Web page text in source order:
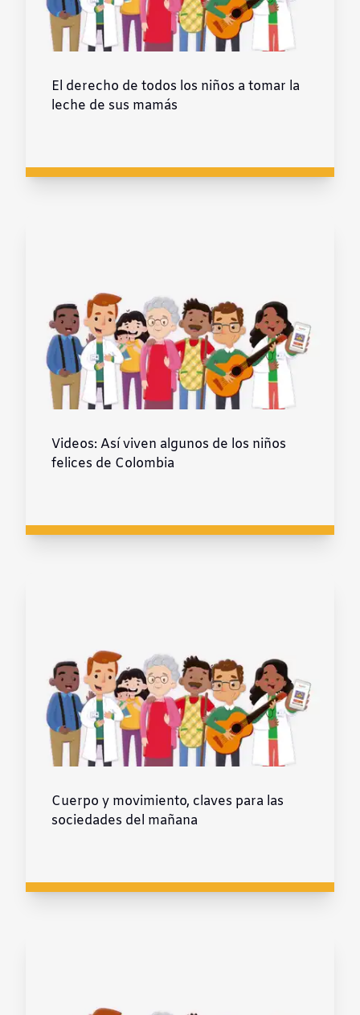
El derecho de todos los niños a tomar la
leche de sus mamás
Videos: Así viven algunos de los niños
felices de Colombia
Cuerpo y movimiento, claves para las
sociedades del mañana